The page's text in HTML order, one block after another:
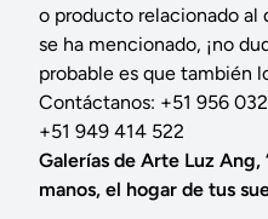
o producto relacionado al
se ha mencionado, ¡no
probable es que también
Contáctanos: +51 956
+51 949 414 522
Galerías de Arte Luz Ang,
manos, el hogar de tus